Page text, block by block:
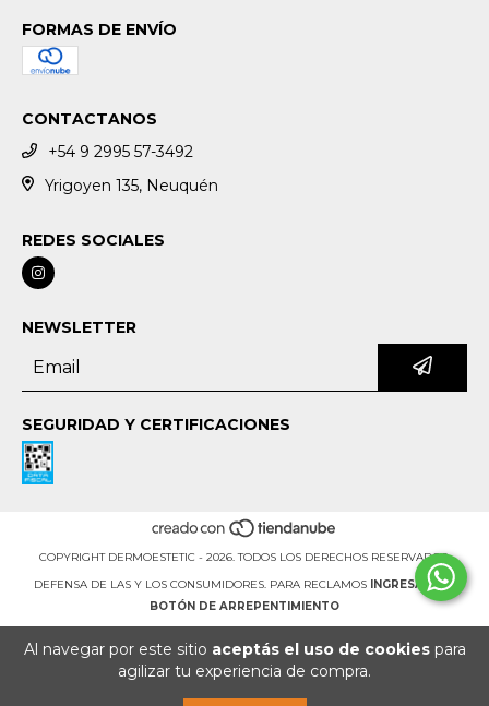
Al navegar por este sitio aceptás el uso de cookiespara
agilizar tu experiencia de compra.
FORMAS DE ENVÍO
CONTACTANOS
+54 9 2995 57-3492
Yrigoyen 135, Neuquén
REDES SOCIALES
NEWSLETTER
SEGURIDAD Y CERTIFICACIONES
COPYRIGHT DERMOESTETIC - 2026. TODOS LOS DERECHOS RESERVADOS.
DEFENSA DE LAS Y LOS CONSUMIDORES. PARA RECLAMOS INGRESÁ ACÁ.
BOTÓN DE ARREPENTIMIENTO